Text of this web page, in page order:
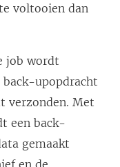
voltooien dan
job wordt
back-upopdracht
verzonden. Met
een back-
gemaakt
en de